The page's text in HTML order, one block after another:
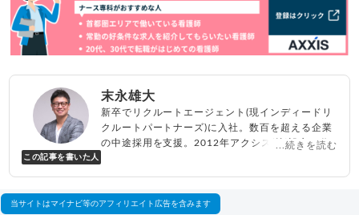
この記事を書いた人
末永雄大
新卒でリクルートエージェント(現インディードリ
クルートパートナーズ)に入社。数百を超える企業
の中途採用を支援。2012年アクシス(株)設立、代
べらない転職エージェント
...続きを読む
当サイトはマイナビ等のアフィリエイト広告を含みます